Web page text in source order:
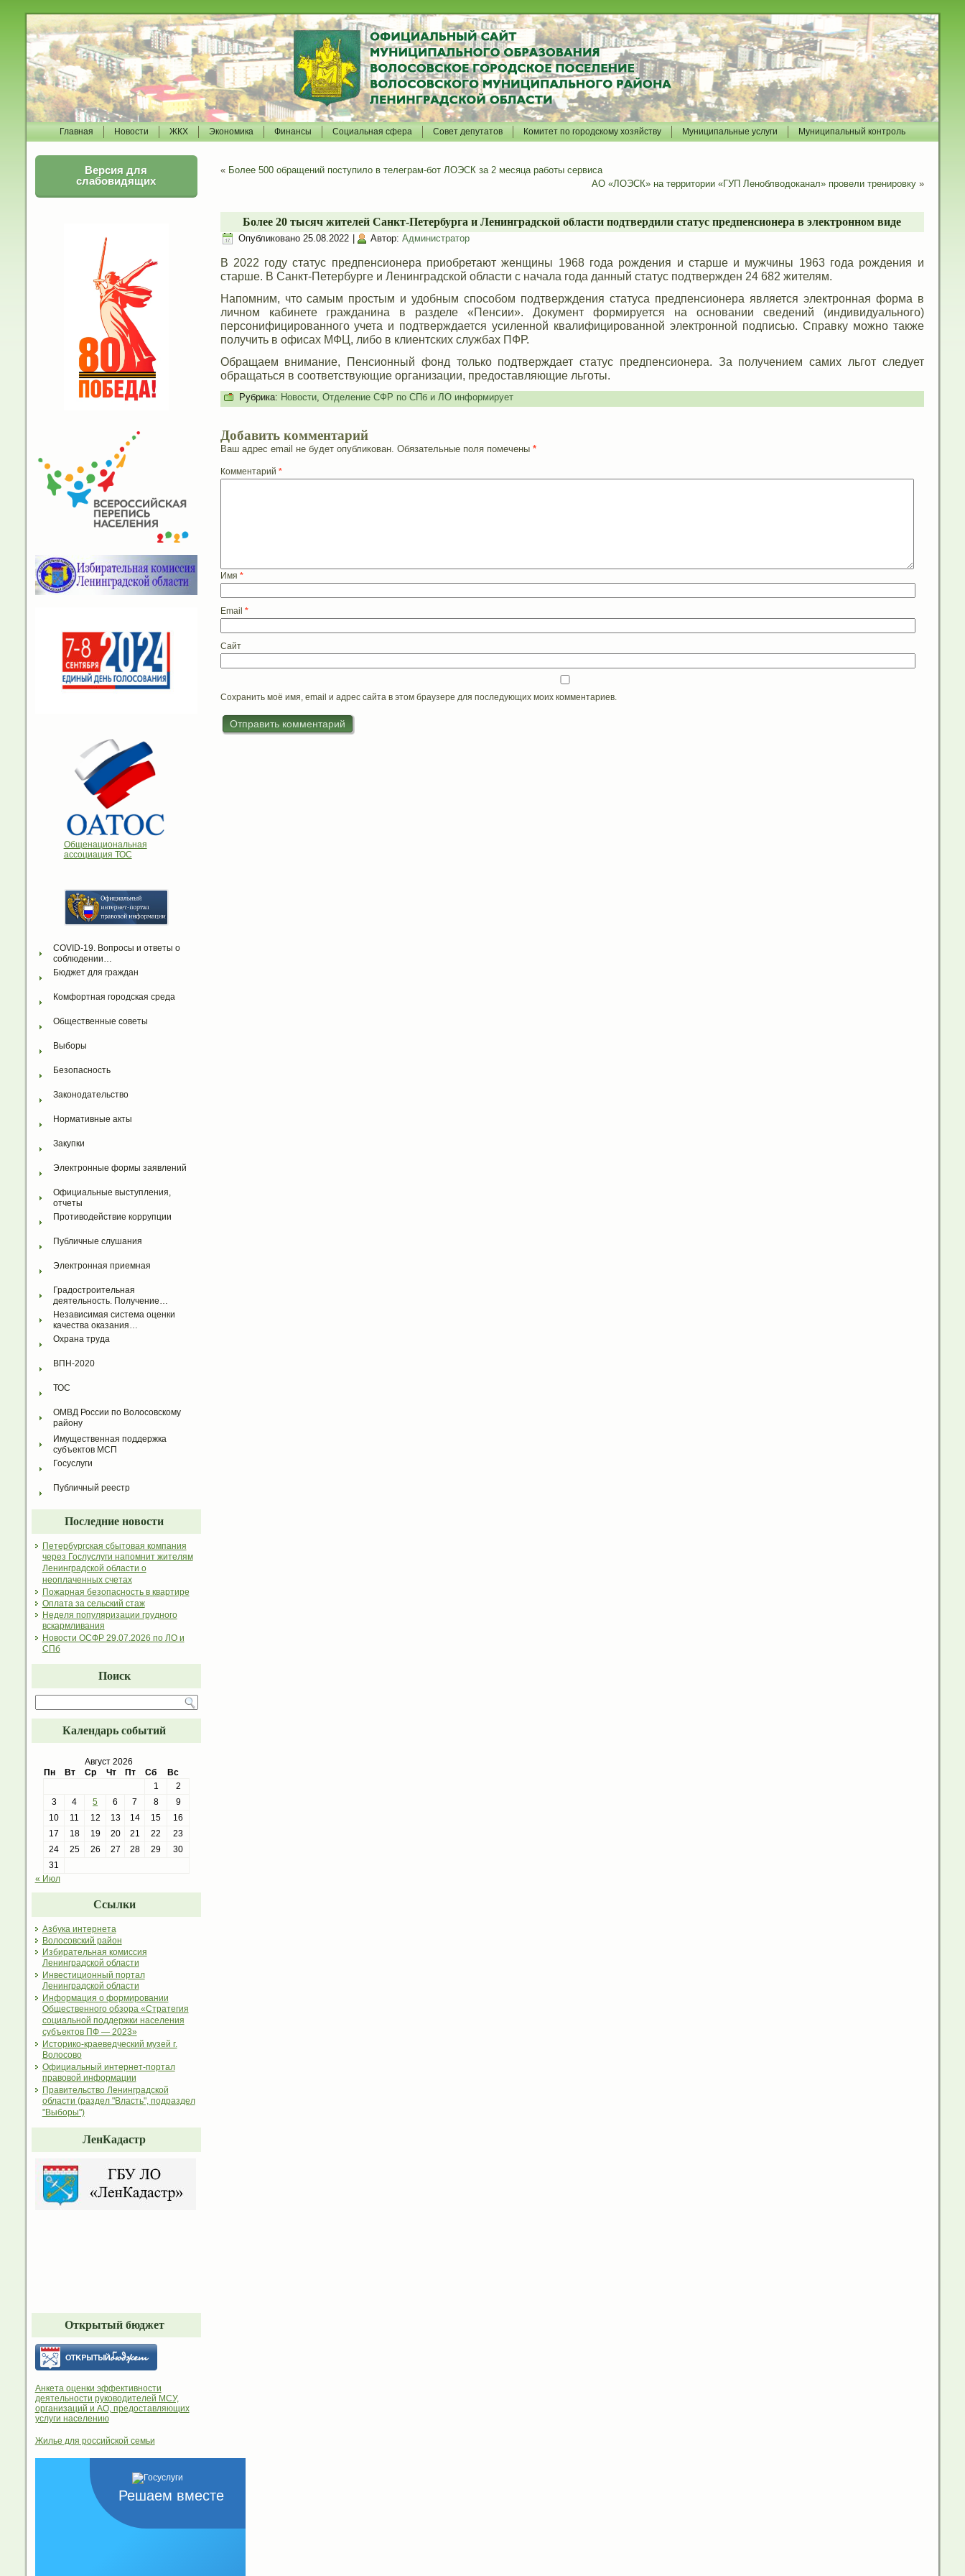
Главная Новости ЖКХ Экономика Финансы Социальная сфера Совет депутатов Комитет по городскому хозяйству Муниципальные услуги Муниципальный контроль
Версия для
слабовидящих
Общенациональная
ассоциация ТОС
COVID-19. Вопросы и ответы о
соблюдении…
Бюджет для граждан
Комфортная городская среда
Общественные советы
Выборы
Безопасность
Законодательство
Нормативные акты
Закупки
Электронные формы заявлений
Официальные выступления,
отчеты
Противодействие коррупции
Публичные слушания
Электронная приемная
Градостроительная
деятельность. Получение…
Независимая система оценки
качества оказания…
Охрана труда
ВПН-2020
ТОС
ОМВД России по Волосовскому
району
Имущественная поддержка
субъектов МСП
Госуслуги
Публичный реестр
Последние новости
Петербургская сбытовая компания
через Гослуслуги напомнит жителям
Ленинградской области о
неоплаченных счетах
Пожарная безопасность в квартире
Оплата за сельский стаж
Неделя популяризации грудного
вскармливания
Новости ОСФР 29.07.2026 по ЛО и
СПб
Поиск
Календарь событий
Август 2026
Пн
Вт Ср Чт Пт Сб
Вс
1
2
3
4 5 6 7 8
9
10
11 12 13 14 15
16
17
18 19 20 21 22
23
24
25 26 27 28 29
30
31
« Июл
Ссылки
Азбука интернета
Волосовский район
Избирательная комиссия
Ленинградской области
Инвестиционный портал
Ленинградской области
Информация о формировании
Общественного обзора «Стратегия
социальной поддержки населения
субъектов ПФ — 2023»
Историко-краеведческий музей г.
Волосово
Официальный интернет-портал
правовой информации
Правительство Ленинградской
области (раздел "Власть", подраздел
"Выборы")
ЛенКадастр
Открытый бюджет
Анкета оценки эффективности
деятельности руководителей МСУ,
организаций и АО, предоставляющих
услуги населению
Жилье для российской семьи
Решаем вместе
« Более 500 обращений поступило в телеграм-бот ЛОЭСК за 2 месяца работы сервиса
АО «ЛОЭСК» на территории «ГУП Леноблводоканал» провели тренировку»
Более 20 тысяч жителей Санкт-Петербурга и Ленинградской области подтвердили статус предпенсионера в электронном виде
Опубликовано 25.08.2022 Автор: Администратор
В 2022 году статус предпенсионера приобретают женщины 1968 года рождения и старше и мужчины 1963 года рождения и
старше. В Санкт-Петербурге и Ленинградской области с начала года данный статус подтвержден 24 682 жителям.
Напомним, что самым простым и удобным способом подтверждения статуса предпенсионера является электронная форма в
личном кабинете гражданина в разделе «Пенсии». Документ формируется на основании сведений (индивидуального)
персонифицированного учета и подтверждается усиленной квалифицированной электронной подписью. Справку можно также
получить в офисах МФЦ, либо в клиентских службах ПФР.
Обращаем внимание, Пенсионный фонд только подтверждает статус предпенсионера. За получением самих льгот следует
обращаться в соответствующие организации, предоставляющие льготы.
Рубрика: Новости, Отделение СФР по СПб и ЛО информирует
Добавить комментарий
Ваш адрес email не будет опубликован. Обязательные поля помечены *
Комментарий *
Имя *
Email *
Сайт
Сохранить моё имя, email и адрес сайта в этом браузере для последующих моих комментариев.